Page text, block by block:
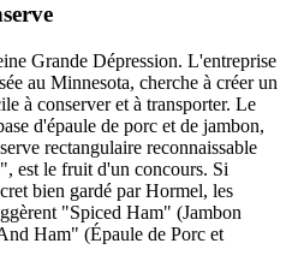
Grande Dépression. L'entreprise
au Minnesota, cherche à créer un
à conserver et à transporter. Le
d'épaule de porc et de jambon,
rectangulaire reconnaissable
est le fruit d'un concours. Si
bien gardé par Hormel, les
"Spiced Ham" (Jambon
Ham" (Épaule de Porc et